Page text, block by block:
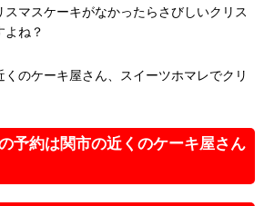
マスケーキがなかったらさびしいクリス
よね？
のケーキ屋さん、スイーツホマレでクリ
予約は関市の近くのケーキ屋さん